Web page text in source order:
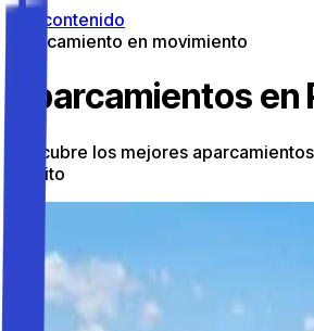
Ir al contenido
Aparcamiento en movimiento
Aparcamientos en
Descubre los mejores
Parkito